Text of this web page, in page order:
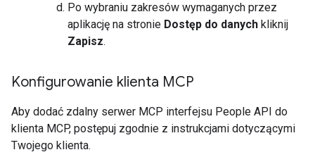
Po wybraniu zakresów wymaganych przez
aplikację na stronie Dostęp do danych kliknij
Zapisz.
Konfigurowanie klienta MCP
Aby dodać zdalny serwer MCP interfejsu People API do
klienta MCP, postępuj zgodnie z instrukcjami dotyczącymi
Twojego klienta.